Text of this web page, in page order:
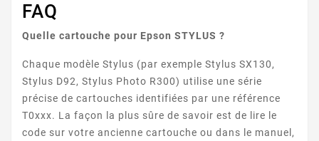
STYLUS DX9400F
FAQ
Quelle cartouche pour Epson STYLUS ?
Chaque modèle Stylus (par exemple Stylus SX130,
Stylus D92, Stylus Photo R300) utilise une série
précise de cartouches identifiées par une référence
T0xxx. La façon la plus sûre de savoir est de lire le
code sur votre ancienne cartouche ou dans le manuel,